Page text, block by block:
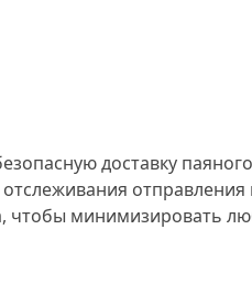
доставку
чтобы минимизировать